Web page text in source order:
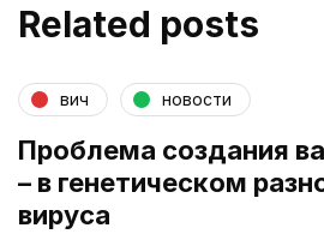
Related posts
вич новости
Проблема создания
– в генетическом
вируса